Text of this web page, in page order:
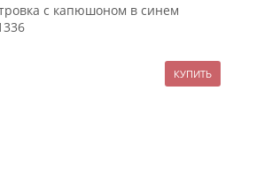
с капюшоном в синем